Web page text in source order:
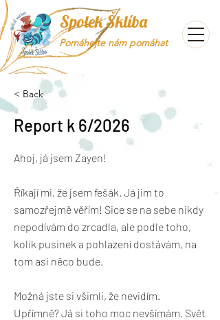
Spolek Šklíba
Pomáhejte nám pomáhat
< Back
Report k 6/2026
Ahoj, já jsem Zayen!
Říkají mi, že jsem fešák. Já jim to
samozřejmě věřím! Sice se na sebe nikdy
nepodívám do zrcadla, ale podle toho,
kolik pusinek a pohlazení dostávám, na
tom asi něco bude.
Možná jste si všimli, že nevidím.
Upřímně? Já si toho moc nevšímám. Svět